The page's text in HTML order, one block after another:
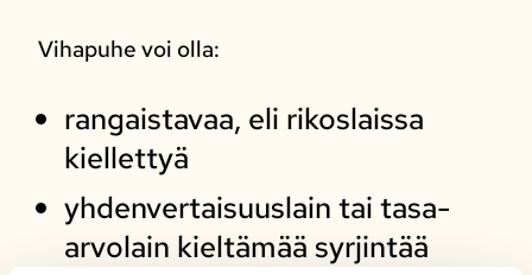
Vihapuhe voi olla:
rangaistavaa, eli rikoslaissa
kiellettyä
yhdenvertaisuuslain tai tasa-
arvolain kieltämää syrjintää